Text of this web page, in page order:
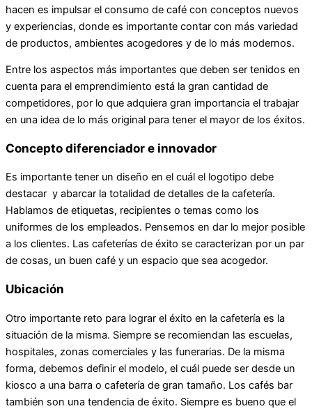
hacen es impulsar el consumo de café con conceptos nuevos
y experiencias, donde es importante contar con más variedad
de productos, ambientes acogedores y de lo más modernos.
Entre los aspectos más importantes que deben ser tenidos en
cuenta para el emprendimiento está la gran cantidad de
competidores, por lo que adquiera gran importancia el trabajar
en una idea de lo más original para tener el mayor de los éxitos.
Concepto diferenciador e innovador
Es importante tener un diseño en el cuál el logotipo debe
destacar y abarcar la totalidad de detalles de la cafetería.
Hablamos de etiquetas, recipientes o temas como los
uniformes de los empleados. Pensemos en dar lo mejor posible
a los clientes. Las cafeterías de éxito se caracterizan por un par
de cosas, un buen café y un espacio que sea acogedor.
Ubicación
Otro importante reto para lograr el éxito en la cafetería es la
situación de la misma. Siempre se recomiendan las escuelas,
hospitales, zonas comerciales y las funerarias. De la misma
forma, debemos definir el modelo, el cuál puede ser desde un
kiosco a una barra o cafetería de gran tamaño. Los cafés bar
también son una tendencia de éxito. Siempre es bueno que el